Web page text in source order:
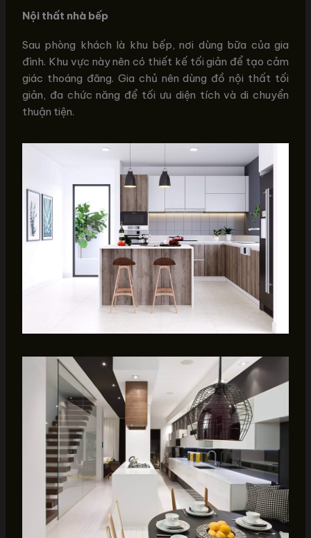
Nội thất nhà bếp
Sau phòng khách là khu bếp, nơi dùng bữa của gia
đình. Khu vực này nên có thiết kế tối giản để tạo cảm
giác thoáng đãng. Gia chủ nên dùng đồ nội thất tối
giản, đa chức năng để tối ưu diện tích và di chuyển
thuận tiện.